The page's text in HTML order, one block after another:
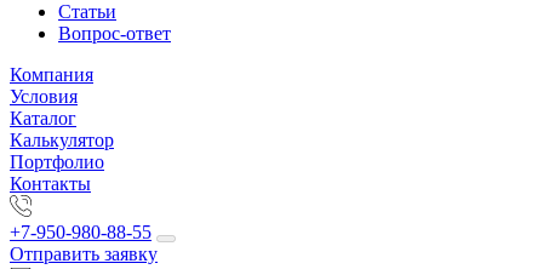
Статьи
Вопрос-ответ
Компания
Условия
Каталог
Калькулятор
Портфолио
Контакты
+7-950-980-88-55
Отправить заявку